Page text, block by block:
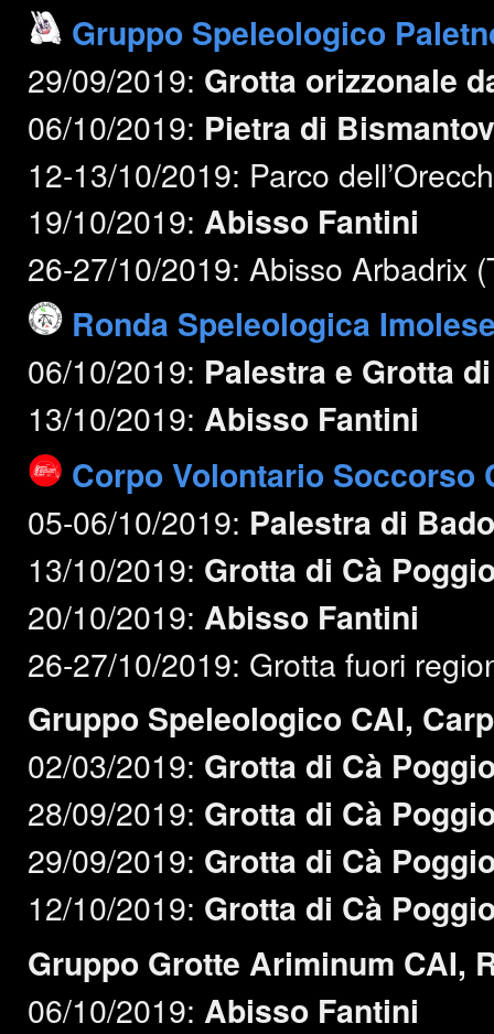
Gruppo Speleologico
29/09/2019: Grotta orizzonale
06/10/2019: Pietra di
12-13/10/2019: Parco
19/10/2019: Abisso Fantini
26-27/10/2019: Abisso Arbadrix
Ronda Speleologica
06/10/2019: Palestra e Grotta
13/10/2019: Abisso Fantini
Corpo Volontario Soccorso
05-06/10/2019: Palestra di
13/10/2019: Grotta di Cà
20/10/2019: Abisso Fantini
26-27/10/2019: Grotta fuori
Gruppo Speleologico CAI,
02/03/2019: Grotta di Cà
28/09/2019: Grotta di Cà
29/09/2019: Grotta di Cà
12/10/2019: Grotta di Cà
Gruppo Grotte Ariminum CAI,
06/10/2019: Abisso Fantini